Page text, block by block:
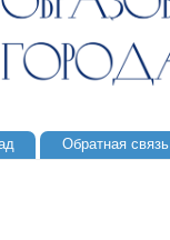
Обратная связь